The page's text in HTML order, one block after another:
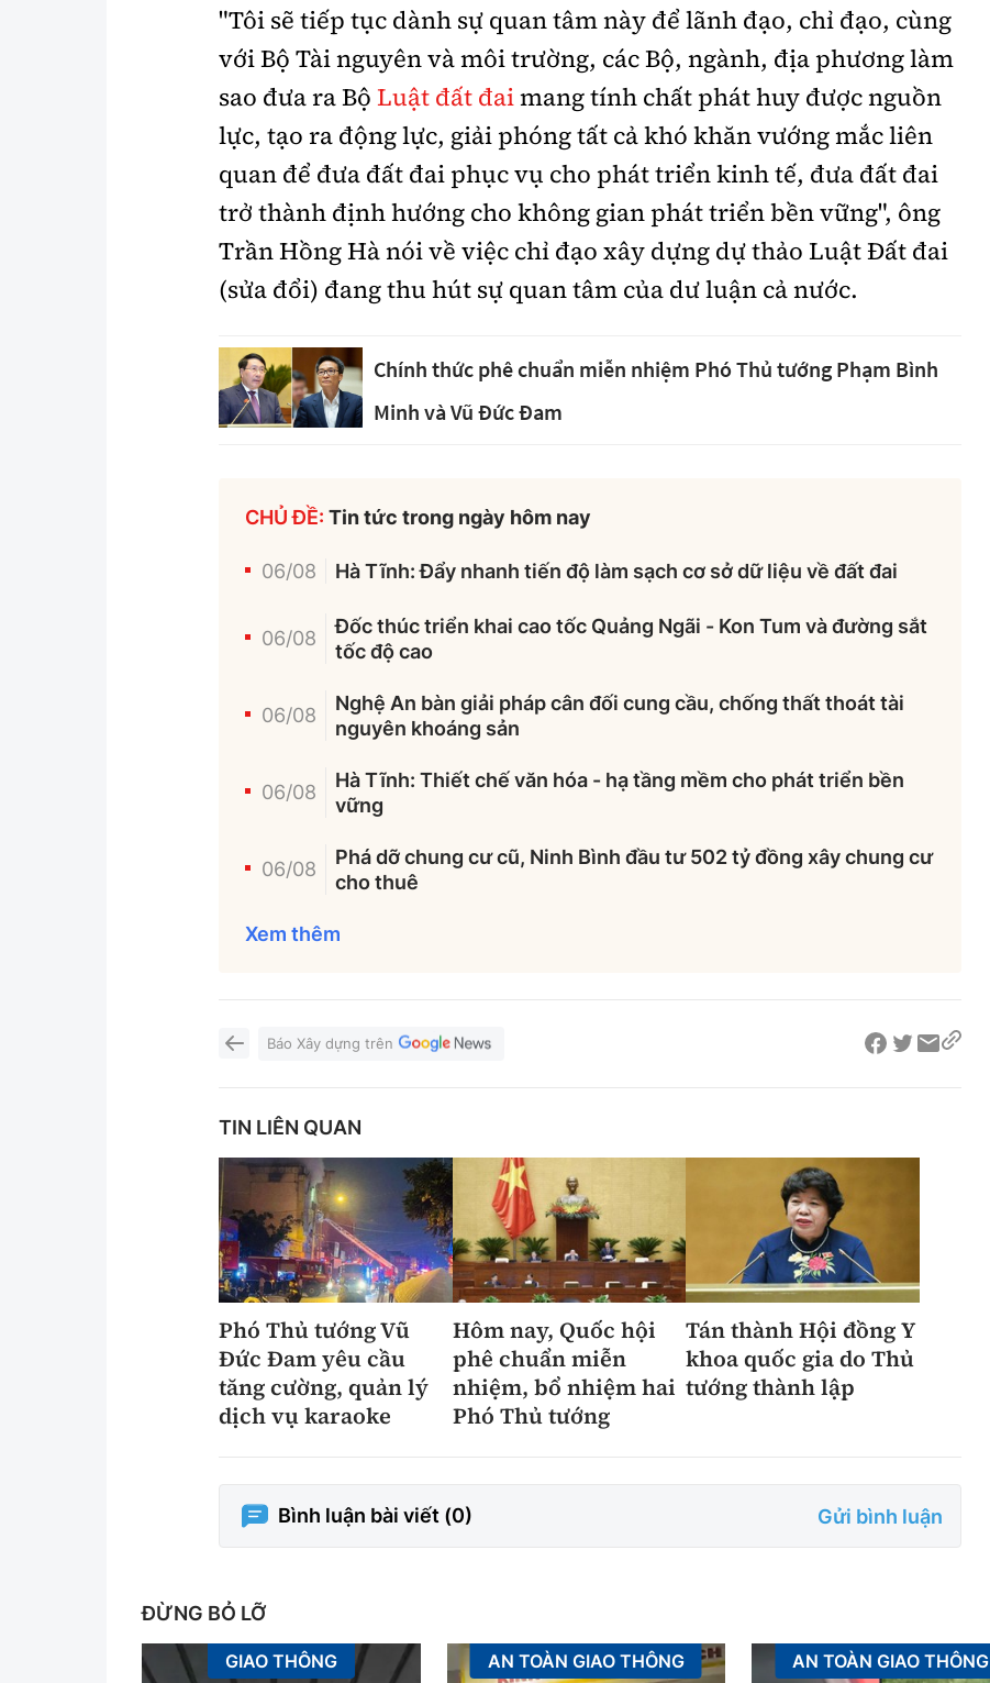
"Tôi sẽ tiếp tục dành sự quan tâm này để lãnh đạo, chỉ đạo, cùng
với Bộ Tài nguyên và môi trường, các Bộ, ngành, địa phương làm
sao đưa ra BộLuật đất đaimang tính chất phát huy được nguồn
lực, tạo ra động lực, giải phóng tất cả khó khăn vướng mắc liên
quan để đưa đất đai phục vụ cho phát triển kinh tế, đưa đất đai
trở thành định hướng cho không gian phát triển bền vững", ông
Trần Hồng Hà nói về việc chỉ đạo xây dựng dự thảo Luật Đất đai
(sửa đổi) đang thu hút sự quan tâm của dư luận cả nước.
Chính thức phê chuẩn miễn nhiệm Phó Thủ tướng Phạm Bình
Minh và Vũ Đức Đam
CHỦ ĐỀ: Tin tức trong ngày hôm nay
06/08 Hà Tĩnh: Đẩy nhanh tiến độ làm sạch cơ sở dữ liệu về đất đai
06/08
Đốc thúc triển khai cao tốc Quảng Ngãi - Kon Tum và đường sắt
tốc độ cao
06/08
Nghệ An bàn giải pháp cân đối cung cầu, chống thất thoát tài
nguyên khoáng sản
06/08
Hà Tĩnh: Thiết chế văn hóa - hạ tầng mềm cho phát triển bền
vững
06/08
Phá dỡ chung cư cũ, Ninh Bình đầu tư 502 tỷ đồng xây chung cư
cho thuê
Xem thêm
Báo Xây dựng trên
TIN LIÊN QUAN
Phó Thủ tướng Vũ
Đức Đam yêu cầu
tăng cường, quản lý
dịch vụ karaoke
Hôm nay, Quốc hội
phê chuẩn miễn
nhiệm, bổ nhiệm hai
Phó Thủ tướng
Tán thành Hội đồng Y
khoa quốc gia do Thủ
tướng thành lập
Bình luận bài viết (0) Gửi bình luận
ĐỪNG BỎ LỠ
GIAO THÔNG AN TOÀN GIAO THÔNG AN TOÀN GIAO THÔNG